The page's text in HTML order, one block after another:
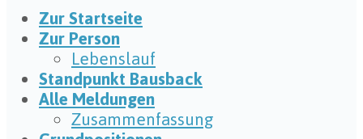
Zur Startseite
Zur Person
Lebenslauf
Standpunkt Bausback
Alle Meldungen
Zusammenfassung